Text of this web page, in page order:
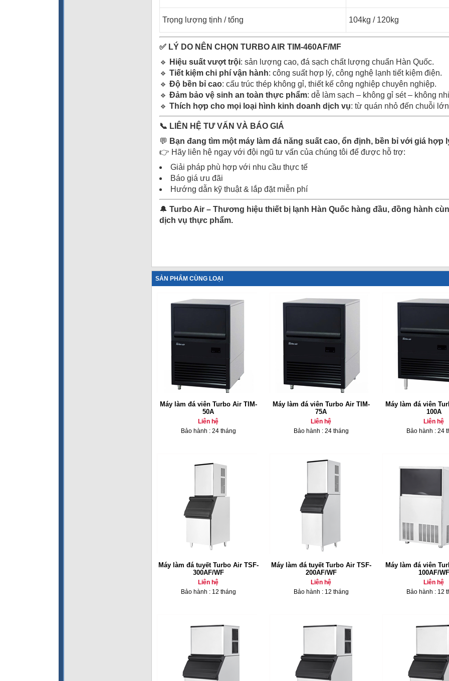
Trọng lượng tịnh / tổng 104kg / 120kg
✅ LÝ DO NÊN CHỌN TURBO AIR TIM-460AF/MF
🔹
Hiệu suất vượt trội: sản lượng cao, đá sạch chất lượng chuẩn Hàn Quốc.
🔹 Tiết kiệm chi phí vận hành: công suất hợp lý, công nghệ lạnh tiết kiệm điện.
🔹 Độ bền bỉ cao: cấu trúc thép không gỉ, thiết kế công nghiệp chuyên nghiệp.
🔹 Đảm bảo vệ sinh an toàn thực phẩm: dễ làm sạch – không gỉ sét – không
🔹 Thích hợp cho mọi loại hình kinh doanh d ịch vụ: từ quán nhỏ đến chuỗi
📞 LIÊN H Ệ TƯVẤ N VÀ BÁO GIÁ
💬 Bạn đang tìm một máy làm đá năng suất cao, ổn định, bền bỉ với giá hợp
👉 Hãy liên hệ ngay với đội ngũ tư vấn của chúng tôi để được hỗ trợ:
Giải pháp phù hợp với nhu cầu thực tế
Báo giá ưu đãi
Hướng dẫn kỹ thuật & lắp đặt miễn phí
🔔 Turbo Air – Thương hiệu thiết bị ạnh Hàn Quốc hàng đầu, đồng hành
d ịch vụ thực phẩm.
SẢN PHẨM CÙNG LOẠI
Máy làm đá viên Turbo Air TIM-
50A
Liên hệ
Bảo hành : 24 tháng
Máy làm đá viên Turbo Air TIM-
75A
Liên hệ
Bảo hành : 24 tháng
Máy làm đá viên
100A
Liên hệ
Bảo hành : 24
Máy làm đá tuyết Turbo Air TSF-
300AF/WF
Liên hệ
Bảo hành : 12 tháng
Máy làm đá tuyết Turbo Air TSF-
200AF/WF
Liên hệ
Bảo hành : 12 tháng
Máy làm đá viên
100AF/WF
Liên hệ
Bảo hành : 12